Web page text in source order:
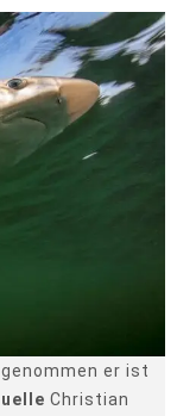
er ist
Christian